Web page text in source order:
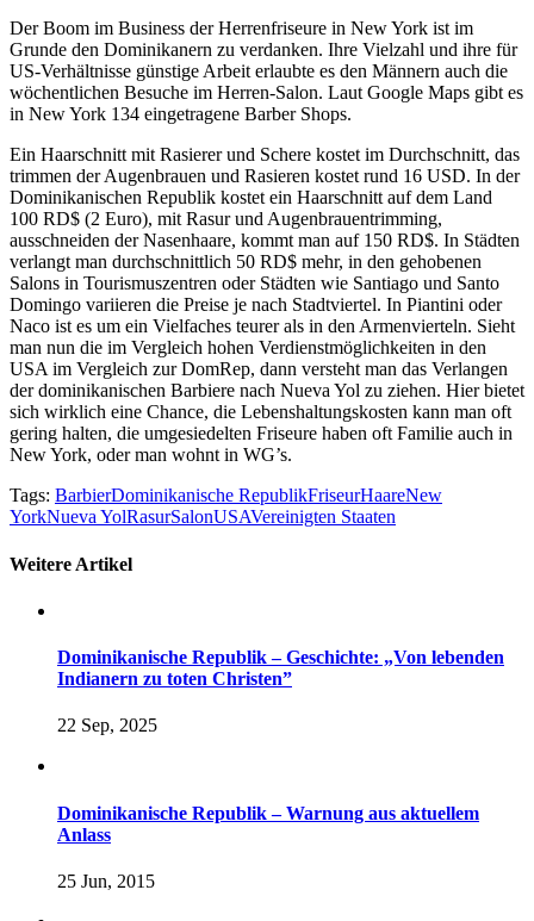
Der Boom im Business der Herrenfriseure in New York ist im
Grunde den Dominikanern zu verdanken. Ihre Vielzahl und ihre für
US-Verhältnisse günstige Arbeit erlaubte es den Männern auch die
wöchentlichen Besuche im Herren-Salon. Laut Google Maps gibt es
in New York 134 eingetragene Barber Shops.
Ein Haarschnitt mit Rasierer und Schere kostet im Durchschnitt, das
trimmen der Augenbrauen und Rasieren kostet rund 16 USD. In der
Dominikanischen Republik kostet ein Haarschnitt auf dem Land
100 RD$ (2 Euro), mit Rasur und Augenbrauentrimming,
ausschneiden der Nasenhaare, kommt man auf 150 RD$. In Städten
verlangt man durchschnittlich 50 RD$ mehr, in den gehobenen
Salons in Tourismuszentren oder Städten wie Santiago und Santo
Domingo variieren die Preise je nach Stadtviertel. In Piantini oder
Naco ist es um ein Vielfaches teurer als in den Armenvierteln. Sieht
man nun die im Vergleich hohen Verdienstmöglichkeiten in den
USA im Vergleich zur DomRep, dann versteht man das Verlangen
der dominikanischen Barbiere nach Nueva Yol zu ziehen. Hier bietet
sich wirklich eine Chance, die Lebenshaltungskosten kann man oft
gering halten, die umgesiedelten Friseure haben oft Familie auch in
New York, oder man wohnt in WG’s.
Tags: BarbierDominikanische RepublikFriseurHaareNew
YorkNueva YolRasurSalonUSAVereinigten Staaten
Weitere Artikel
Dominikanische Republik – Geschichte: „Von lebenden
Indianern zu toten Christen”
22 Sep, 2025
Dominikanische Republik – Warnung aus aktuellem
Anlass
25 Jun, 2015